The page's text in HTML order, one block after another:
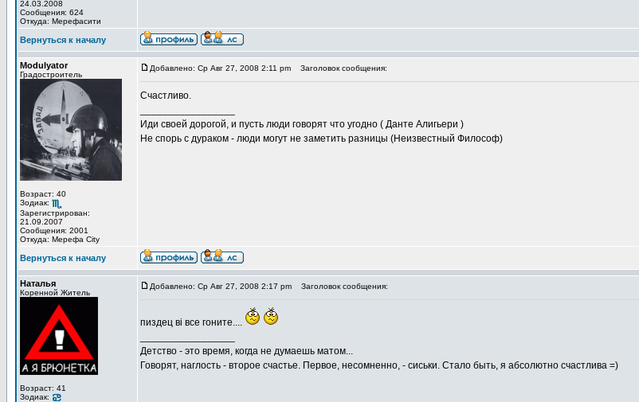
24.03.2008
Сообщения: 624
Откуда: Мерефасити
Вернуться к началу
Modulyator
Градостроитель
Возраст: 40
Зодиак:
Зарегистрирован:
21.09.2007
Сообщения: 2001
Откуда: Мерефа City
Добавлено: Ср Авг 27, 2008 2:11 pm Заголовок сообщения:
Счастливо.
Иди своей дорогой, и пусть люди говорят что угодно ( Данте Алигьери )
Не спорь с дураком - люди могут не заметить разницы (Неизвестный Философ)
Вернуться к началу
Наталья
Коренной Житель
Возраст: 41
Зодиак:
Добавлено: Ср Авг 27, 2008 2:17 pm Заголовок сообщения:
пиздец ві все гоните....
Детство - это время, когда не думаешь матом...
Говорят, наглость - второе счастье. Первое, несомненно, - сиськи. Стало быть, я абсолютно счастлива =)